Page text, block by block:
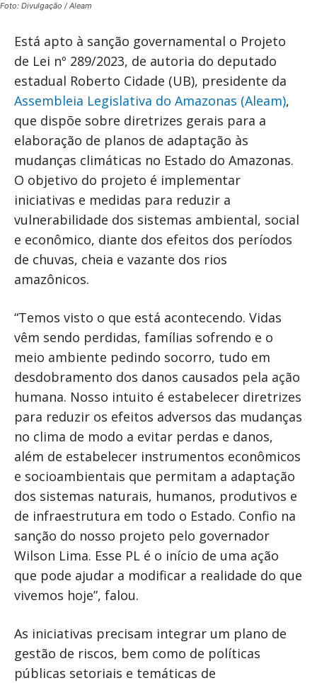
Foto: Divulgação / Aleam
Está apto à sanção governamental o Projeto
de Lei nº 289/2023, de autoria do deputado
estadual Roberto Cidade (UB), presidente da
Assembleia Legislativa do Amazonas (Aleam),
que dispõe sobre diretrizes gerais para a
elaboração de planos de adaptação às
mudanças climáticas no Estado do Amazonas.
O objetivo do projeto é implementar
iniciativas e medidas para reduzir a
vulnerabilidade dos sistemas ambiental, social
e econômico, diante dos efeitos dos períodos
de chuvas, cheia e vazante dos rios
amazônicos.
“Temos visto o que está acontecendo. Vidas
vêm sendo perdidas, famílias sofrendo e o
meio ambiente pedindo socorro, tudo em
desdobramento dos danos causados pela ação
humana. Nosso intuito é estabelecer diretrizes
para reduzir os efeitos adversos das mudanças
no clima de modo a evitar perdas e danos,
além de estabelecer instrumentos econômicos
e socioambientais que permitam a adaptação
dos sistemas naturais, humanos, produtivos e
de infraestrutura em todo o Estado. Confio na
sanção do nosso projeto pelo governador
Wilson Lima. Esse PL é o início de uma ação
que pode ajudar a modificar a realidade do que
vivemos hoje”, falou.
As iniciativas precisam integrar um plano de
gestão de riscos, bem como de políticas
públicas setoriais e temáticas de